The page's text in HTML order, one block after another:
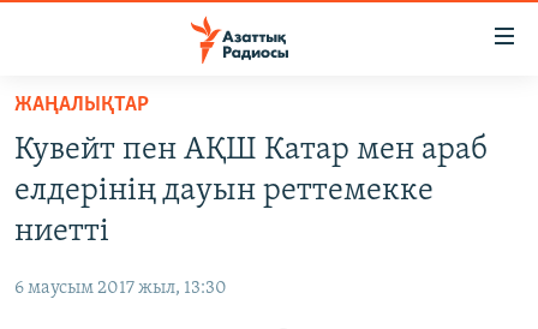
Skip
main
content
to
main
Navigation
САЯСАТ
AZATTYQTV
АДАМ ҚҰҚЫҚТАРЫ
ЖАҢАЛЫҚТАР
Кувейт пен АҚШ Катар мен араб
елдерінің дауын реттемекке
ниетті
6 маусым 2017 жыл, 13:30